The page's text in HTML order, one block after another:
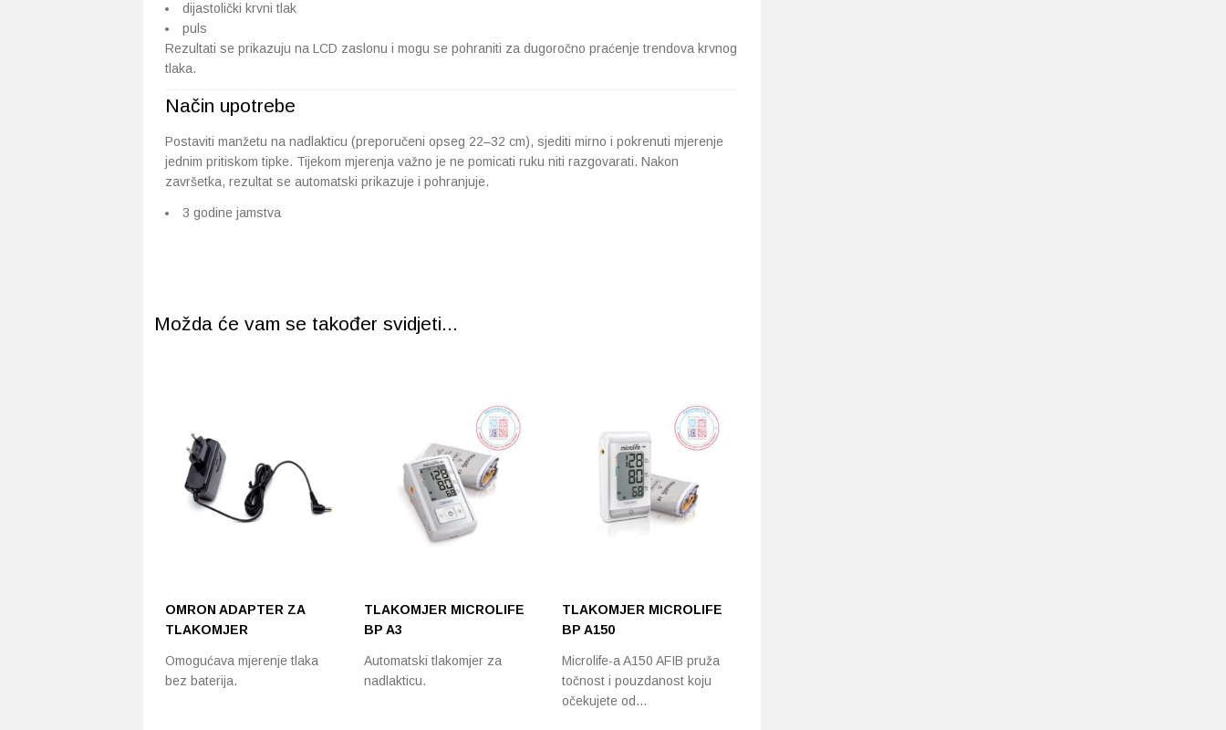
dijastolički krvni tlak
puls
Rezultati se prikazuju na LCD zaslonu i mogu se pohraniti za dugoročno praćenje trendova krvnog
tlaka.
Način upotrebe
Postaviti manžetu na nadlakticu (preporučeni opseg 22–32 cm), sjediti mirno i pokrenuti mjerenje
jednim pritiskom tipke. Tijekom mjerenja važno je ne pomicati ruku niti razgovarati. Nakon
završetka, rezultat se automatski prikazuje i pohranjuje.
3 godine jamstva
Možda će vam se također svidjeti...
OMRON ADAPTER ZA
TLAKOMJER
Omogućava mjerenje tlaka
bez baterija.
TLAKOMJER MICROLIFE
BP A3
Automatski tlakomjer za
nadlakticu.
TLAKOMJER MICROLIFE
BP A150
Microlife-a A150 AFIB pruža
točnost i pouzdanost koju
očekujete od…